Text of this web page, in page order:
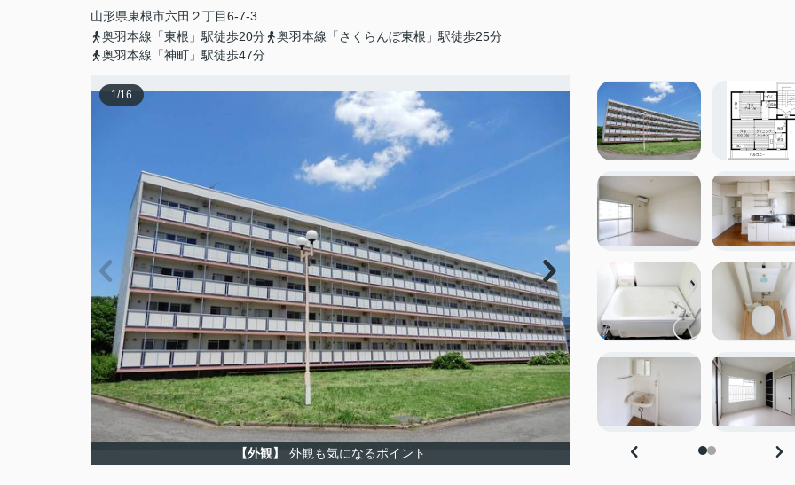
山形県東根市六田 ２丁目6-7-3
奥羽本線「東根」駅徒歩20分
奥羽本線「さくらんぼ東根」駅徒歩25分
奥羽本線「神町」駅徒歩47分
1/16
【外観】 外観も気になるポイント